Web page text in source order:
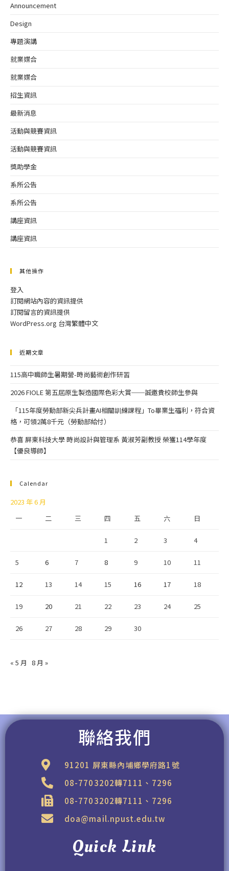
Announcement
Design
專題演講
就業媒合
就業媒合
招生資訊
最新消息
活動與競賽資訊
活動與競賽資訊
獎助學金
系所公告
系所公告
講座資訊
講座資訊
其他操作
登入
訂閱網站內容的資訊提供
訂閱留言的資訊提供
WordPress.org 台灣繁體中文
近期文章
115高中職師生暑期營-時尚藝術創作研習
2026 FIOLE 第五屆原生製造國際色彩大賞──誠邀貴校師生參與
「115年度勞動部新尖兵計畫AI相關訓練課程」To畢業生福利，符合資
格，可領2萬8千元（勞動部給付）
恭喜 屏東科技大學 時尚設計與管理系 黃淑芳副教授 榮獲114學年度
【優良導師】
Calendar
2023 年 6 月
一
二 三 四 五 六 日
1 2 3 4
5 6 7 8 9 10 11
12 13 14 15 16 17 18
19 20 21 22 23 24 25
26 27 28 29 30
« 5 月 8 月 »
聯絡我們
91201 屏東縣內埔鄉學府路1號
08-7703202轉7111、7296
08-7703202轉7111、7296
doa@mail.npust.edu.tw
Quick Link